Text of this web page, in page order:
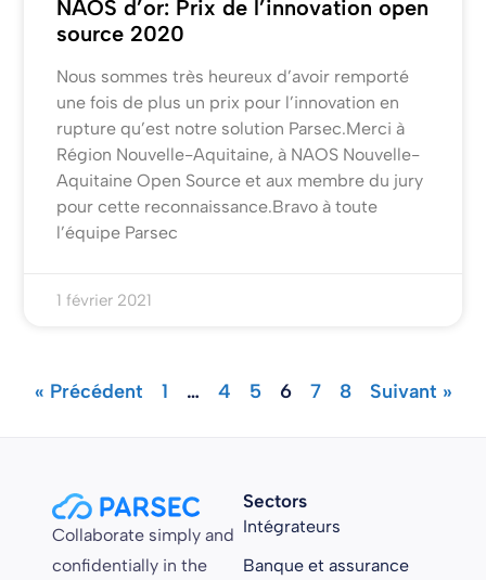
NAOS d’or: Prix de l’innovation open
source 2020
Nous sommes très heureux d’avoir remporté
une fois de plus un prix pour l’innovation en
rupture qu’est notre solution Parsec.Merci à
Région Nouvelle-Aquitaine, à NAOS Nouvelle-
Aquitaine Open Source et aux membre du jury
pour cette reconnaissance.Bravo à toute
l’équipe Parsec
1 février 2021
« Précédent 1 … 4 5 6 7 8 Suivant »
Collaborate simply and
confidentially in the
Sectors
Intégrateurs
Banque et assurance